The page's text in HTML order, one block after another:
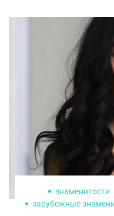
она проходит
Заком Эфраном.
комплиментов
знаменитости
зарубежные